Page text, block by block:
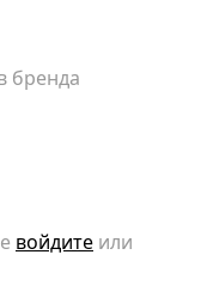
бренда
войдите или